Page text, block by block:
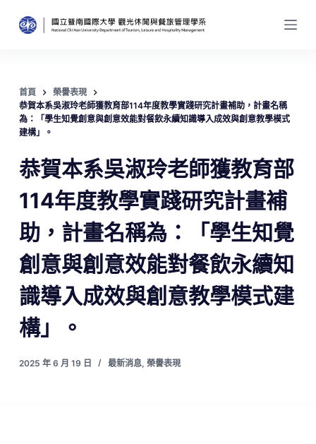
跳
至
內
容
首頁
榮譽表現
恭賀本系吳淑玲老師獲教育部114年度教學實踐研究計畫補助，計畫名稱
為：「學生知覺創意與創意效能對餐飲永續知識導入成效與創意教學模式
建構」。
恭賀本系吳淑玲老師獲教育部
114年度教學實踐研究計畫補
助，計畫名稱為：「學生知覺
創意與創意效能對餐飲永續知
識導入成效與創意教學模式建
構」。
2025 年 6 月 19 日 最新消息, 榮譽表現